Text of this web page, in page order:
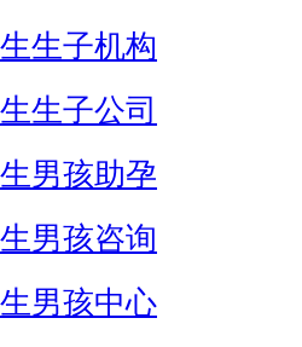
生子机构
生子公司
男孩助孕
男孩咨询
男孩中心